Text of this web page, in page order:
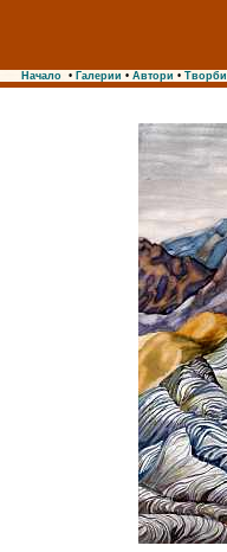
Начало • Галерии • Автори • Творби